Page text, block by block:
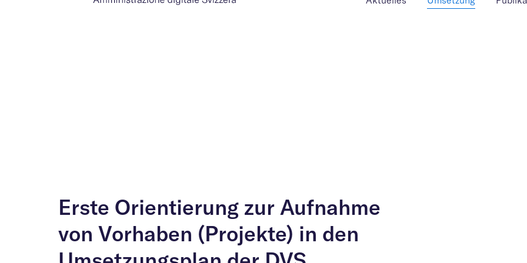
Erste Orientierung zur Aufnahme
von Vorhaben (Projekte) in den